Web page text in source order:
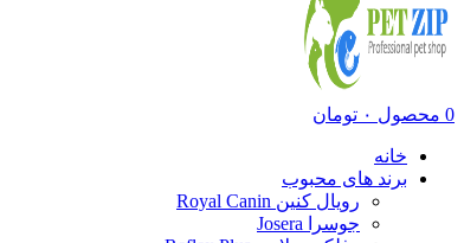
0 محصول ۰ تومان
خانه
برند های محبوب
رویال کنین Royal Canin
جوسرا Josera